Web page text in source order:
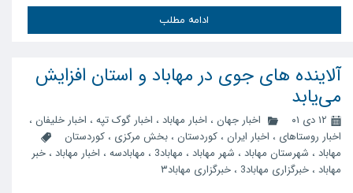
ادامه مطلب
آلاینده های جوی در مهاباد و استان افزایش
می‌یابد
۱۲ دی ۰۱ اخبار جهان ، اخبار مهاباد ، اخبار گوک تپه ، اخبار خلیفان ،
اخبار روستاهای ، اخبار ایران ، کوردستان ، بخش مرکزی ، کوردستان
مهاباد ، شهرستان مهاباد ، شهر مهاباد ، مهاباد3 ، مهابادسه ، اخبار مهاباد ، خبر
مهاباد ، خبرگزاری مهاباد3 ، خبرگزاری مهاباد۳